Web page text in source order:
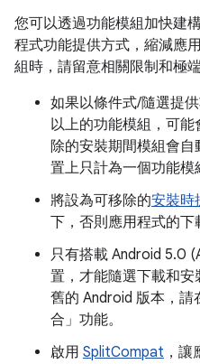
您可以透過功能模組加快建
程式功能提供方式，縮減應
組時，請留意相關限制和極
如果以條件式/隨選提
以上的功能模組，可
除的安裝期間模組會
置上只計為一個功能模
將設為可移除的安裝時
下，否則應用程式的下
只有搭載 Android 5.0
置，才能隨選下載和
舊的 Android 版本，
合」 功能。
啟用 SplitCompat ，